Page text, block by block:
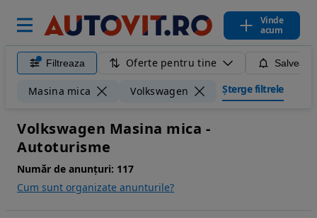
Vinde
acum
Filtreaza Oferte pentru tine
Masina mica Volkswagen Șterge filtrele
Volkswagen Masina mica -
Autoturisme
Număr de anunțuri: 117
Cum sunt organizate anunturile?